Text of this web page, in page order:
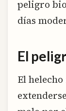
peligro
días
El
El